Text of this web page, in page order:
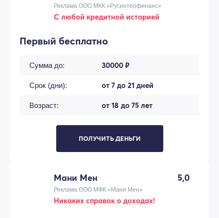
Реклама ООО МКК «Русинтерфинанс»
С любой кредитной историей
Первый бесплатно
Сумма до: 30000 ₽
Срок (дни): от 7 до 21 дней
Возраст: от 18 до 75 лет
ПОЛУЧИТЬ ДЕНЬГИ
Мани Мен 5,0
Реклама ООО МФК «Мани Мен»
Никаких справок о доходах!